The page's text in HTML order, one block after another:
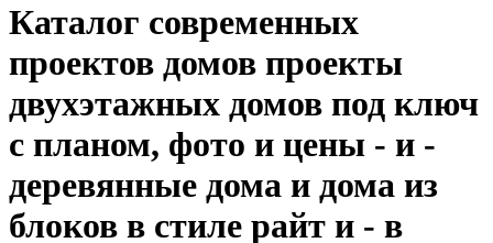
Каталог современных
проектов домов проекты
двухэтажных домов под ключ
с планом, фото и цены - и -
деревянные дома и дома из
блоков в стиле райт и - в